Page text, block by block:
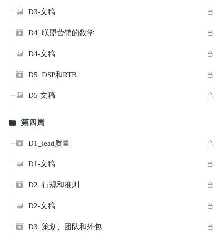

 D3-文稿

 D4_联盟营销的数学

 D4-文稿

 D5_DSP和RTB

 D5-文稿
 第四周

 D1_lead质量

 D1-文稿

 D2_行规和准则

 D2-文稿

 D3_策划、团队和外包